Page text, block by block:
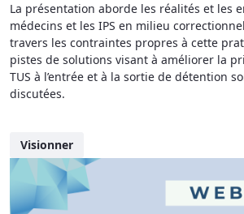
La présentation aborde les réalités et les
médecins et les IPS en milieu
travers les contraintes propres à cette
pistes de solutions visant à améliorer la
TUS à l’entrée et à la sortie de détention
discutées.
Visionner